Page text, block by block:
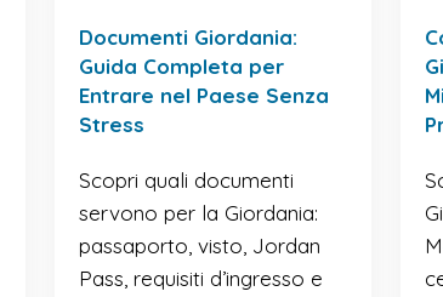
Documenti Giordania:
Guida Completa per
Entrare nel Paese Senza
Stress
Scopri quali documenti
servono per la Giordania:
passaporto, visto, Jordan
Pass, requisiti d’ingresso e